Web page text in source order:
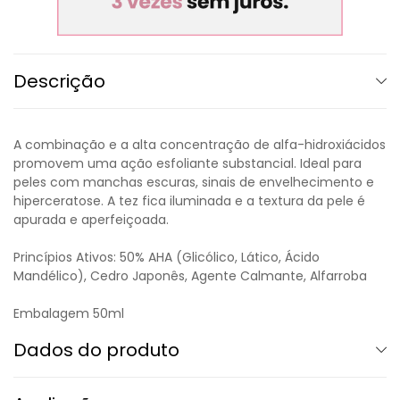
Descrição
A combinação e a alta concentração de alfa-hidroxiácidos
promovem uma ação esfoliante substancial. Ideal para
peles com manchas escuras, sinais de envelhecimento e
hiperceratose. A tez fica iluminada e a textura da pele é
apurada e aperfeiçoada.
Princípios Ativos: 50% AHA (Glicólico, Lático, Ácido
Mandélico), Cedro Japonês, Agente Calmante, Alfarroba
Embalagem 50ml
Dados do produto